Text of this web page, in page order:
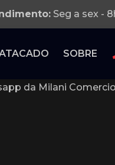
Seg a sex -
SOBRE
da Milani